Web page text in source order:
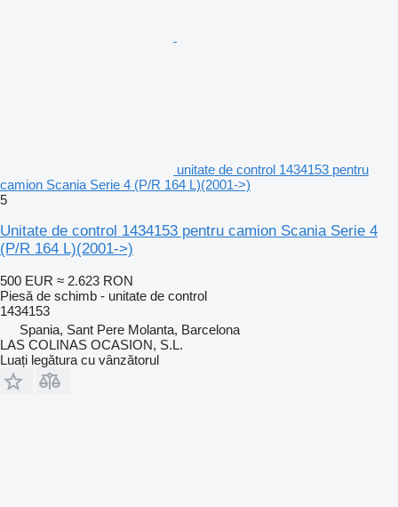
unitate de control 1434153 pentru
camion Scania Serie 4 (P/R 164 L)(2001->)
5
Unitate de control 1434153 pentru camion Scania Serie 4
(P/R 164 L)(2001->)
500 EUR ≈ 2.623 RON
Piesă de schimb - unitate de control
1434153
Spania, Sant Pere Molanta, Barcelona
LAS COLINAS OCASION, S.L.
Luați legătura cu vânzătorul